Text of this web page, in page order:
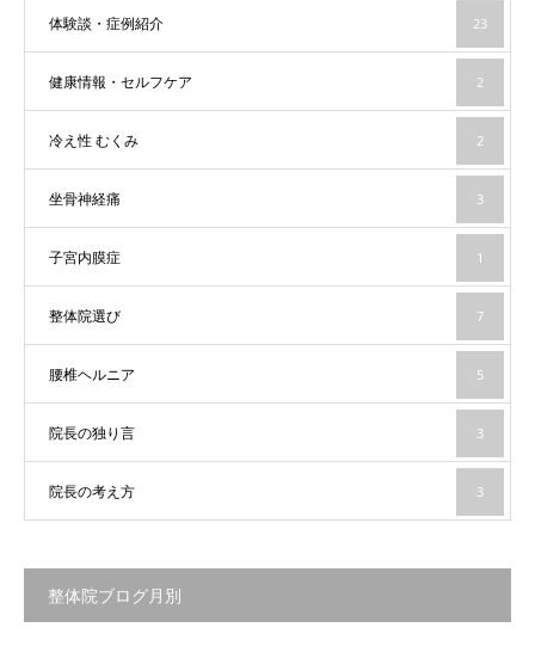
体験談・症例紹介 23
健康情報・セルフケア 2
冷え性 むくみ 2
坐骨神経痛 3
子宮内膜症 1
整体院選び 7
腰椎ヘルニア 5
院長の独り言 3
院長の考え方 3
整体院ブログ月別